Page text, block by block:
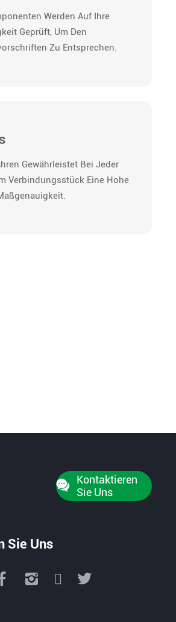
Werden Auf Ihre
Geprüft, Um Den
Zu Entsprechen.
Gewährleistet Bei Jeder
Verbindungsstück Eine Hohe
Kontaktieren
Sie Uns
Sie Uns